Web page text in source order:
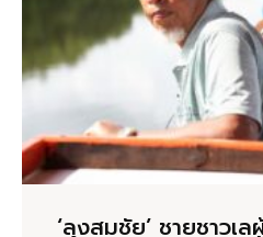
‘ลุงสมชัย’ ชายชาวเ